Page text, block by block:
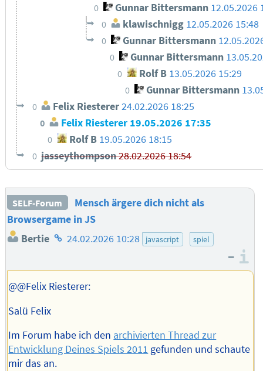
0 Gunnar Bittersmann 12.05.2026
0 klawischnigg 12.05.2026 15:48
0 Gunnar Bittersmann
0 Gunnar Bittersmann
0 Rolf B 13.05.2026 15:29
0 Gunnar Bittersmann
0 Felix Riesterer24.02.2026 18:25
0 Felix Riesterer 19.05.2026 17:35
0 Rolf B 19.05.2026 18:15
0 jasseythompson28.02.2026 18:54
SELF-Forum
Mensch ärgere dich nicht als
Browsergame in JS
Bertie Homepage
Autors
24.02.2026 10:28 javascript spiel
–
@@Felix Riesterer:
Salü Felix
Im Forum habe ich den archivierten Thread zur
Entwicklung Deines Spiels 2011 gefunden und schaute
mir das an.